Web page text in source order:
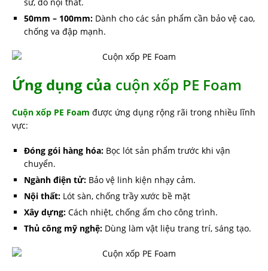
50mm – 100mm: Dành cho các sản phẩm cần bảo vệ cao,
chống va đập mạnh.
Ứng dụng của cuộn xốp PE Foam
Cuộn xốp PE Foam được ứng dụng rộng rãi trong nhiều lĩnh
vực:
Đóng gói hàng hóa: Bọc lót sản phẩm trước khi vận
chuyển.
Ngành điện tử: Bảo vệ linh kiện nhạy cảm.
Nội thất: Lót sàn, chống trầy xước bề mặt
Xây dựng: Cách nhiệt, chống ẩm cho công trình.
Thủ công mỹ nghệ: Dùng làm vật liệu trang trí, sáng tạo.